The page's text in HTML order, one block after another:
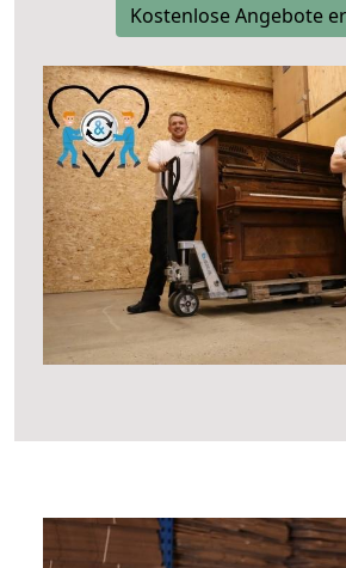
Kostenlose Angebote